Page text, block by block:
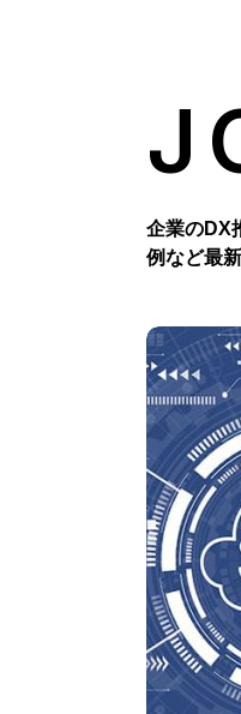
企業のDX
例など最